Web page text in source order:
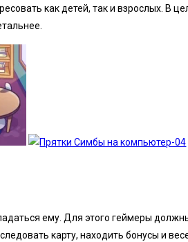
как детей, так и взрослых. В
ему. Для этого геймеры
карту, находить бонусы и